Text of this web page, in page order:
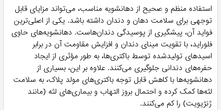
استفاده منظم و صحیح از دهانشویه مناسب، می‌تواند مزایای قابل
توجهی برای سلامت دهان و دندان داشته باشد. یکی از اصلی‌ترین
فواید آن، پیشگیری از پوسیدگی دندان‌هاست. دهانشویه‌های حاوی
فلوراید، با تقویت مینای دندان و افزایش مقاومت آن در برابر
اسیدهای تولیدشده توسط باکتری‌ها، به طور مؤثری از ایجاد
حفره‌های دندانی جلوگیری می‌کنند. علاوه بر این، بسیاری از
دهانشویه‌ها با کاهش قابل توجه باکتری‌های مولد پلاک، به سلامت
لثه‌ها کمک کرده و احتمال بروز التهاب و بیماری‌های لثه (مانند
ژنژیویت) را کم می‌کنند.